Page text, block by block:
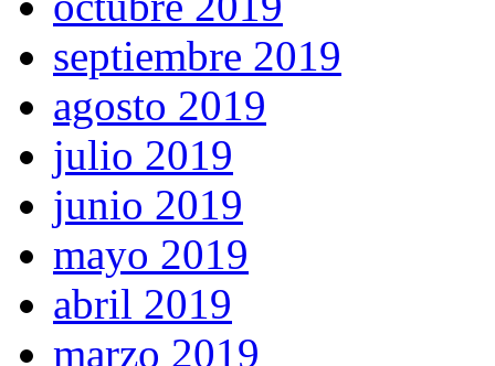
septiembre 2019
agosto 2019
julio 2019
junio 2019
mayo 2019
abril 2019
marzo 2019